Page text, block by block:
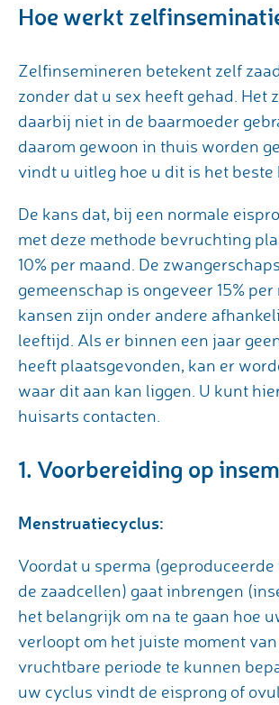
Hoe werkt
Zelfinsemineren betekent zelf
zonder dat u sex heeft gehad. Het
daarbij niet in de baarmoeder
daarom gewoon in thuis worden
vindt u uitleg hoe u dit is het beste
De kans dat, bij een normale
met deze methode bevruchting
10% per maand. De
gemeenschap is ongeveer 15% per
kansen zijn onder andere
leeftijd. Als er binnen een jaar
heeft plaatsgevonden, kan er
waar dit aan kan liggen. U kunt
huisarts contacten.
1. Voorbereiding op
Menstruatiecyclus:
Voordat u sperma
de zaadcellen) gaat inbrengen
het belangrijk om na te gaan hoe
verloopt om het juiste moment
vruchtbare periode te kunnen
uw cyclus vindt de eisprong of